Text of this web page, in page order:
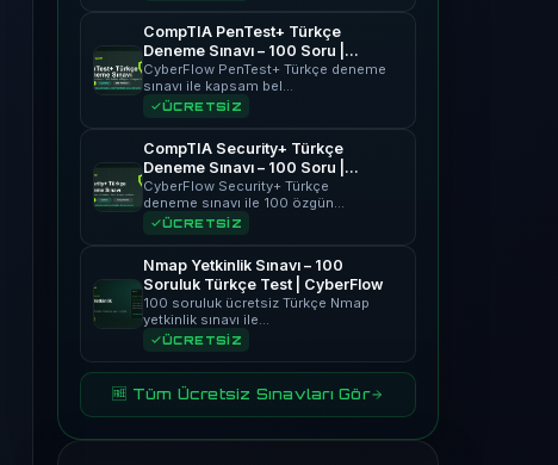
CompTIA PenTest+ Türkçe
Deneme Sınavı – 100 Soru |
CyberFlow
CyberFlow PenTest+ Türkçe deneme
sınavı ile kapsam bel…
ÜCRETSİZ
CompTIA Security+ Türkçe
Deneme Sınavı – 100 Soru |
CyberFlow
CyberFlow Security+ Türkçe
deneme sınavı ile 100 özgün…
ÜCRETSİZ
Nmap Yetkinlik Sınavı – 100
Soruluk Türkçe Test | CyberFlow
100 soruluk ücretsiz Türkçe Nmap
yetkinlik sınavı ile…
ÜCRETSİZ
🆓 Tüm Ücretsiz Sınavları Gör